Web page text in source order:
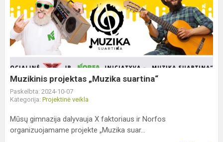
projektas
„Muzika
suartina“
Muzikinis projektas „Muzika suartina“
Paskelbta: 2024-10-07
Kategorija: Projektinė veikla
Mūsų gimnazija dalyvauja X faktoriaus ir Norfos
organizuojamame projekte „Muzika suar...